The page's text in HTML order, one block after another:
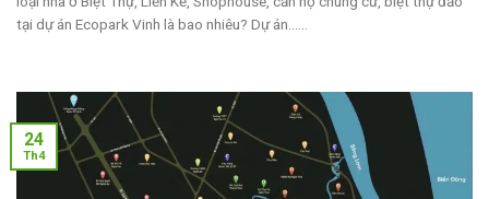
tại dự án Ecopark Vinh là bao nhiêu? Dự án......
24
Th4